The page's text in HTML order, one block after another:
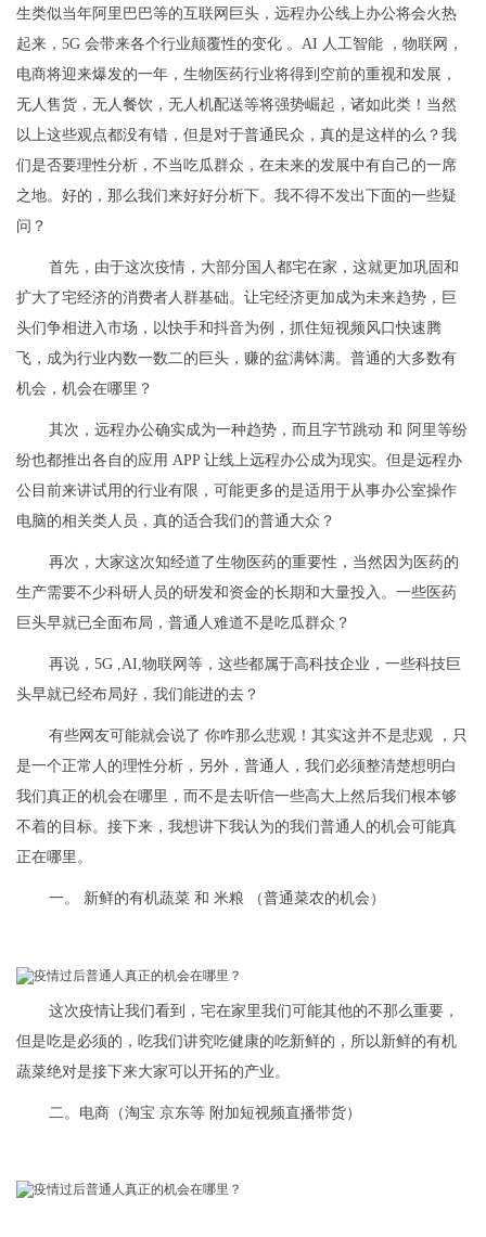
生类似当年阿里巴巴等的互联网巨头，远程办公线上办公将会火热
起来，5G 会带来各个行业颠覆性的变化 。AI 人工智能 ，物联网，
电商将迎来爆发的一年，生物医药行业将得到空前的重视和发展，
无人售货，无人餐饮，无人机配送等将强势崛起，诸如此类！当然
以上这些观点都没有错，但是对于普通民众，真的是这样的么？我
们是否要理性分析，不当吃瓜群众，在未来的发展中有自己的一席
之地。好的，那么我们来好好分析下。我不得不发出下面的一些疑
问？
首先，由于这次疫情，大部分国人都宅在家，这就更加巩固和
扩大了宅经济的消费者人群基础。让宅经济更加成为未来趋势，巨
头们争相进入市场，以快手和抖音为例，抓住短视频风口快速腾
飞，成为行业内数一数二的巨头，赚的盆满钵满。普通的大多数有
机会，机会在哪里？
其次，远程办公确实成为一种趋势，而且字节跳动 和 阿里等纷
纷也都推出各自的应用 APP 让线上远程办公成为现实。但是远程办
公目前来讲试用的行业有限，可能更多的是适用于从事办公室操作
电脑的相关类人员，真的适合我们的普通大众？
再次，大家这次知经道了生物医药的重要性，当然因为医药的
生产需要不少科研人员的研发和资金的长期和大量投入。一些医药
巨头早就已全面布局，普通人难道不是吃瓜群众？
再说，5G ,AI,物联网等，这些都属于高科技企业，一些科技巨
头早就已经布局好，我们能进的去？
有些网友可能就会说了 你咋那么悲观！其实这并不是悲观 ，只
是一个正常人的理性分析，另外，普通人，我们必须整清楚想明白
我们真正的机会在哪里，而不是去听信一些高大上然后我们根本够
不着的目标。接下来，我想讲下我认为的我们普通人的机会可能真
正在哪里。
一。 新鲜的有机蔬菜 和 米粮 （普通菜农的机会）
这次疫情让我们看到，宅在家里我们可能其他的不那么重要，
但是吃是必须的，吃我们讲究吃健康的吃新鲜的，所以新鲜的有机
蔬菜绝对是接下来大家可以开拓的产业。
二。电商（淘宝 京东等 附加短视频直播带货）